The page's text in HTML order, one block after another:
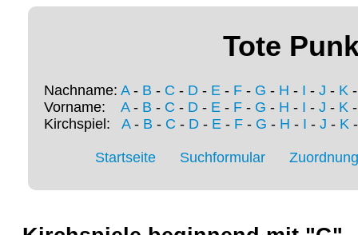
Tote
Nachname: A- B - C - D - E - F - G - H - I - J - K
Vorname: A- B - C - D - E - F - G - H - I - J - K
Kirchspiel: A- B - C - D- E- F- G - H - I - J - K
Startseite Suchformular